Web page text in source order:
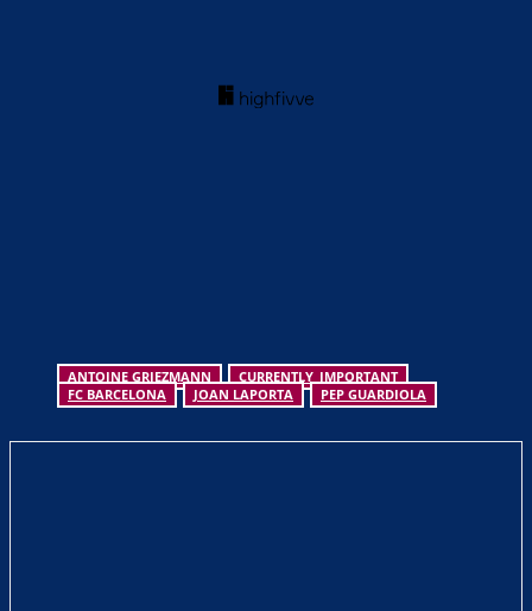
ANTOINE GRIEZMANN
CURRENTLY_IMPORTANT
FC BARCELONA
JOAN LAPORTA PEP GUARDIOLA